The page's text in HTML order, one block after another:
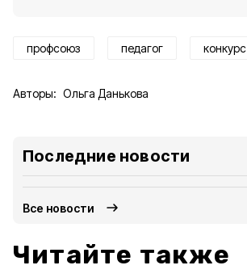
профсоюз педагог конкурс
Авторы: Ольга Данькова
Последние новости
Все новости
Читайте также